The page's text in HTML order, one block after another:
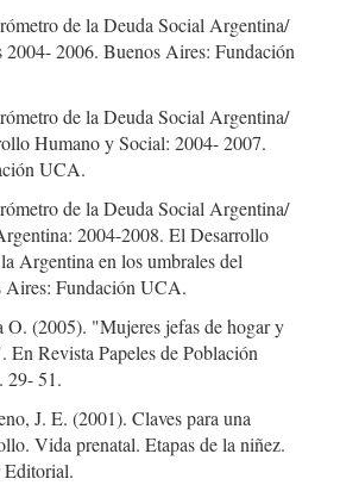
de la Deuda Social Argentina/
2004- 2006. Buenos Aires: Fundación
de la Deuda Social Argentina/
Humano y Social: 2004- 2007.
UCA.
de la Deuda Social Argentina/
2004-2008. El Desarrollo
Argentina en los umbrales del
Aires: Fundación UCA.
(2005). "Mujeres jefas de hogar y
Revista Papeles de Población
29- 51.
J. E. (2001). Claves para una
Vida prenatal. Etapas de la niñez.